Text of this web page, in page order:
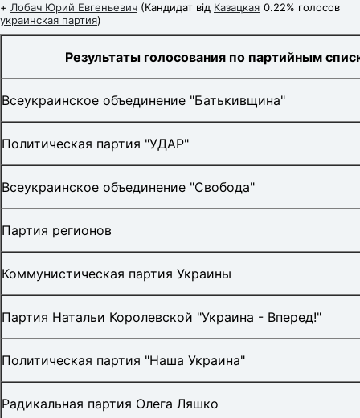
+ 0.22% голосов
Лобач Юрий Евгеньевич (Кандидат від Казацкая
украинская партия)
Результаты голосования по партийным
Всеукраинское объединение "Батькивщина"
Политическая партия "УДАР"
Всеукраинское объединение "Свобода"
Партия регионов
Коммунистическая партия Украины
Партия Натальи Королевской "Украина - Вперед!"
Политическая партия "Наша Украина"
Радикальная партия Олега Ляшко